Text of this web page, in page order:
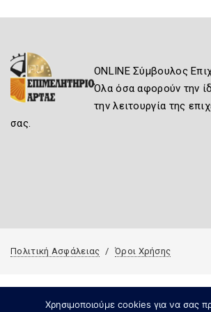
ONLINE Σύμβουλος
Όλα όσα αφορούν την
την λειτουργία της
σας.
Πολιτική Ασφάλειας Όροι Χρήσης
Χρησιμοποιούμε cookies για να σας